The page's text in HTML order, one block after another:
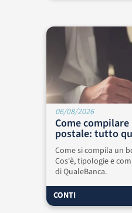
06/08/2026
Come
postale: tutto
sapere
Come si compila un
Cos'è, tipologie e
di QualeBanca.
CONTI